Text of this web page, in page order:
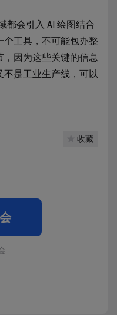
都会引入 AI 绘图结合
工具，不可能包办整
因为这些关键的信息
不是工业生产线，可以
收藏